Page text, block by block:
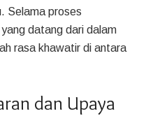
Selama proses
datang dari dalam
rasa khawatir di antara
dan Upaya